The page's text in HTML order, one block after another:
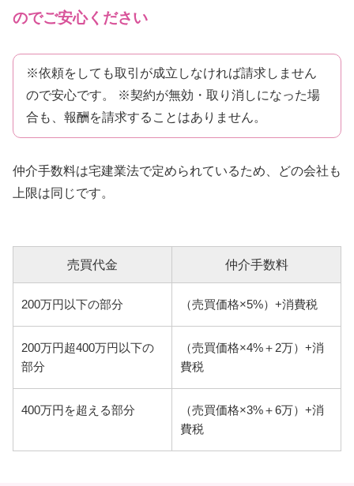
のでご安心ください
※依頼をしても取引が成立しなければ請求しません
ので安心です。 ※契約が無効・取り消しになった場
合も、報酬を請求することはありません。
仲介手数料は宅建業法で定められているため、どの会社も
上限は同じです。
売買代金 仲介手数料
200万円以下の部分 （売買価格×5%）+消費税
200万円超400万円以下の
部分
（売買価格×4%＋2万）+消
費税
400万円を超える部分
（売買価格×3%＋6万）+消
費税